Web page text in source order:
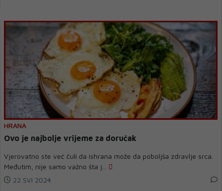
HRANA
Ovo je najbolje vrijeme za doručak
Vjerovatno ste već čuli da ishrana može da poboljša zdravlje srca.
Međutim, nije samo važno šta j...
22 SVI 2024